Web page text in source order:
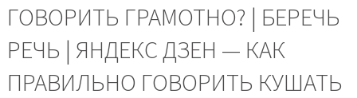
ГОВОРИТЬ ГРАМОТНО? | БЕРЕЧЬ
РЕЧЬ | ЯНДЕКС ДЗЕН — КАК
ПРАВИЛЬНО ГОВОРИТЬ КУШАТЬ